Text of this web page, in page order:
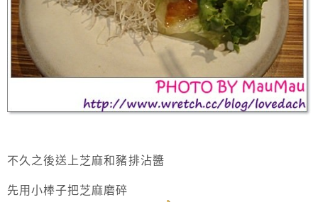
不久之後送上芝麻和豬排沾醬
先用小棒子把芝麻磨碎